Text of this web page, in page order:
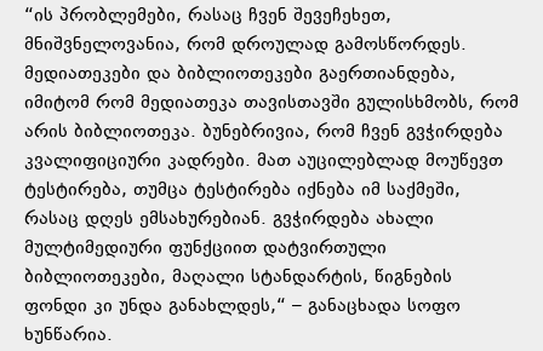
“ის პრობლემები, რასაც ჩვენ შევეჩეხეთ,
მნიშვნელოვანია, რომ დროულად გამოსწორდეს.
მედიათეკები და ბიბლიოთეკები გაერთიანდება,
იმიტომ რომ მედიათეკა თავისთავში გულისხმობს, რომ
არის ბიბლიოთეკა. ბუნებრივია, რომ ჩვენ გვჭირდება
კვალიფიციური კადრები. მათ აუცილებლად მოუწევთ
ტესტირება, თუმცა ტესტირება იქნება იმ საქმეში,
რასაც დღეს ემსახურებიან. გვჭირდება ახალი
მულტიმედიური ფუნქციით დატვირთული
ბიბლიოთეკები, მაღალი სტანდარტის, წიგნების
ფონდი კი უნდა განახლდეს,“ – განაცხადა სოფო
ხუნწარია.